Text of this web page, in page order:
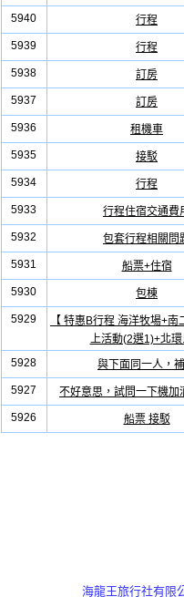
5940 行程
5939 行程
5938 訂房
5937 訂房
5936 租機車
5935 接駁
5934 行程
5933 行程住宿交通費
5932 包套行程相關問
5931 船票+住宿
5930 包棟
5929
【 特惠B行程 海洋牧場+
上活動(2選1)+北環
5928 與下面同一人，
5927 不好意思，試問一下機加
5926 船票 接駁
海龍王旅行社有限